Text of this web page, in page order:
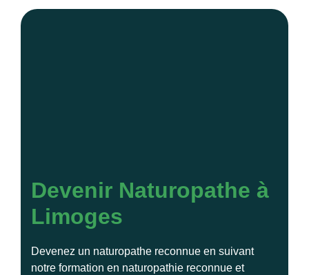
Devenir Naturopathe à
Limoges
Devenez un naturopathe reconnue en suivant
notre formation en naturopathie reconnue et